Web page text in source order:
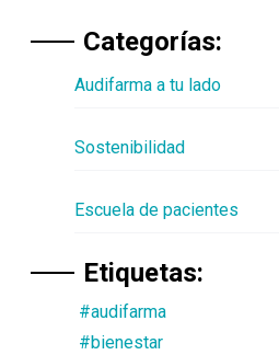
Categorías:
Audifarma a tu lado
Sostenibilidad
Escuela de pacientes
Etiquetas:
#audifarma
#bienestar